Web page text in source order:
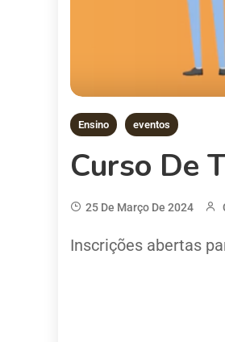
Ensino eventos
Curso De
25 De Março De 2024
Inscrições abertas